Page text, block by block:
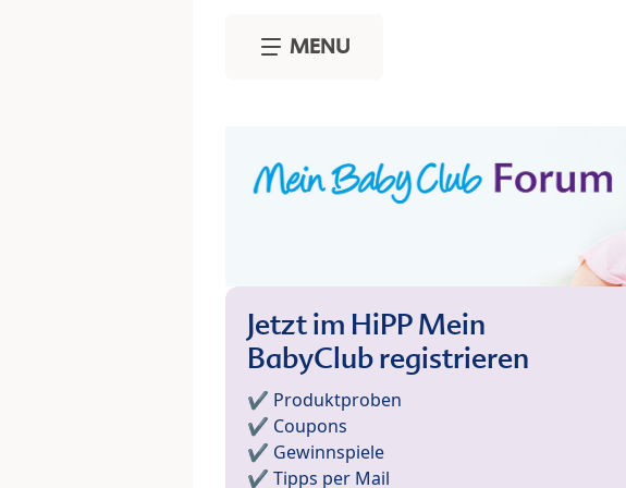
MENU
Jetzt im HiPP Mein
BabyClub registrieren
✔️ Produktproben
✔️ Coupons
✔️ Gewinnspiele
✔️ Tipps per Mail